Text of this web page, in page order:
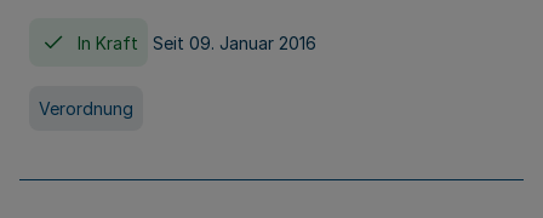
In Kraft Seit 09. Januar 2016
Verordnung